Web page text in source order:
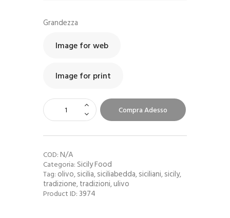
Grandezza
Image for web
Image for print
Compra Adesso
COD:N/A
Categoria: Sicily Food
Tag: olivo,sicilia,siciliabedda,siciliani,sicily,
tradizione,tradizioni,ulivo
Product ID: 3974